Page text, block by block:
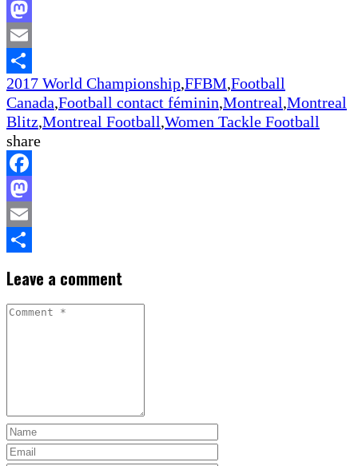
Facebook
Mastodon
Email
Share
2017 World Championship,FFBM,Football
Canada,Football contact féminin,Montreal,Montreal
Blitz,Montreal Football,Women Tackle Football
share
Facebook
Mastodon
Email
Leave a comment